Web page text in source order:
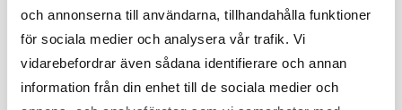
och annonserna till användarna, tillhandahålla funktioner
för sociala medier och analysera vår trafik. Vi
vidarebefordrar även sådana identifierare och annan
information från din enhet till de sociala medier och
Väska
Mått: 102x36x22 cm inkl. fötter och
handtag.